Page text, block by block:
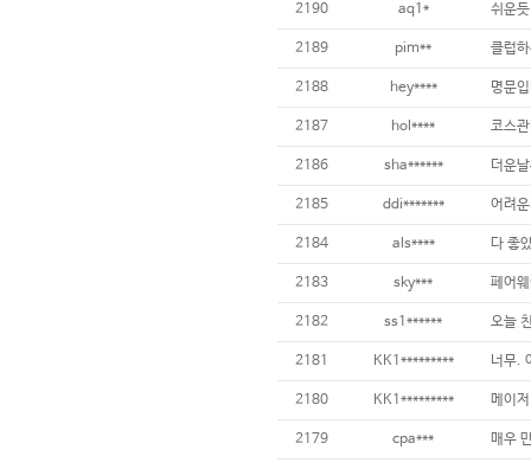
2190 aq1*
2189 pim**
2188 hey****
2187 hol****
2186 sha******
2185 ddi*******
2184 als**** 다 좋
2183 sky***
2182 ss1******
2181 KK1*********
2180 KK1*********
2179 cpa***